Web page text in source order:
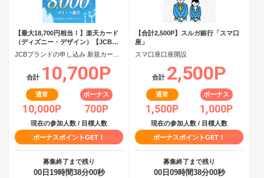
【最大18,700円相当！】楽天カード
（ディズニー・デザイン）【JCBキ
ャンペーン実施中】
合計 10,700P
通常
10,000P
ボーナス
700P
現在の参加人数 / 目標人数
ボーナスポイントGET！
募集終了まで残り
00日19時間37分59秒
【合計2,500P】スルガ銀行「スマ口
座」
スマ口座口座開設
合計 2,500P
通常
1,500P
ボーナス
1,000P
現在の参加人数 / 目標人数
ボーナスポイントGET！
募集終了まで残り
00日09時間37分59秒